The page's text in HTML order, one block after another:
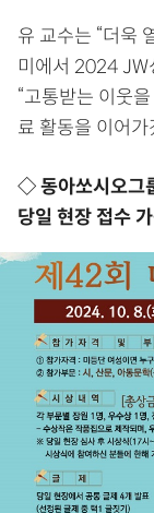
유 교수는 “더욱
미에서 2024 JW
“고통받는 이웃
료 활동을 이어가
◇ 동아쏘시오그
당일 현장 접수